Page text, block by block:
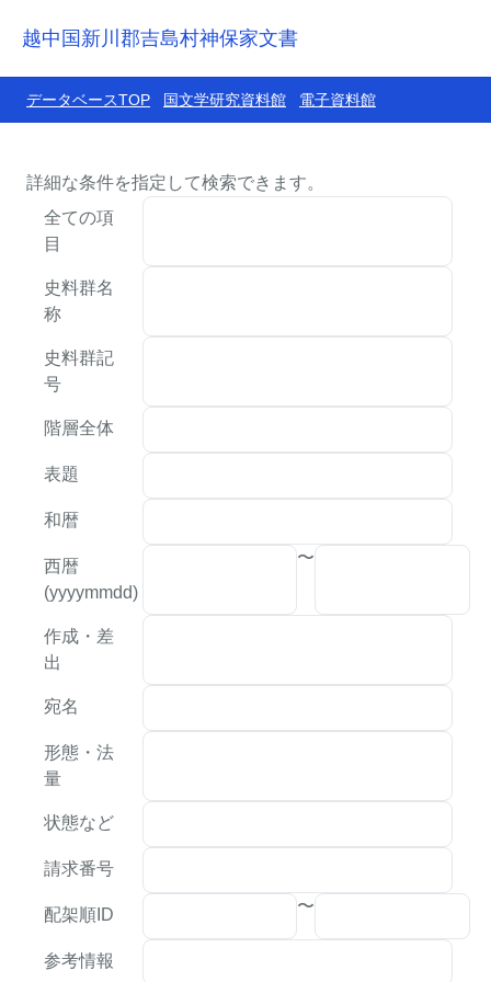
越中国新川郡吉島村神保家文書
データベースTOP 国文学研究資料館 電子資料館
詳細な条件を指定して検索できます。
全ての項
目
史料群名
称
史料群記
号
階層全体
表題
和暦
西暦
(yyyymmdd)
〜
作成・差
出
宛名
形態・法
量
状態など
請求番号
配架順ID 〜
参考情報